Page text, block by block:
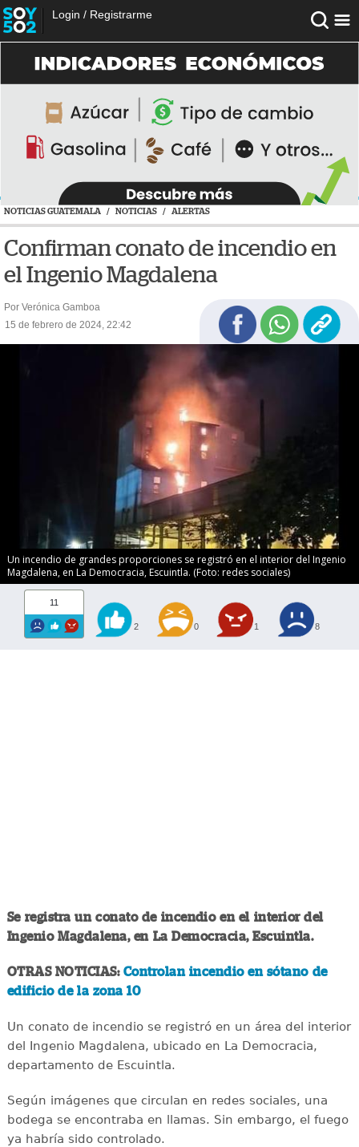
Login / Registrarme
NOTICIAS GUATEMALA / NOTICIAS / ALERTAS
Confirman conato de incendio en
el Ingenio Magdalena
Por Verónica Gamboa
15 de febrero de 2024, 22:42
Un incendio de grandes proporciones se registró en el interior del Ingenio
Magdalena, en La Democracia, Escuintla. (Foto: redes sociales)
11
2 0 1 8
Se registra un conato de incendio en el interior del
Ingenio Magdalena, en La Democracia, Escuintla.
OTRAS NOTICIAS: Controlan incendio en sótano de
edificio de la zona 10
Un conato de incendio se registró en un área del interior
del Ingenio Magdalena, ubicado en La Democracia,
departamento de Escuintla.
Según imágenes que circulan en redes sociales, una
bodega se encontraba en llamas. Sin embargo, el fuego
ya habría sido controlado.